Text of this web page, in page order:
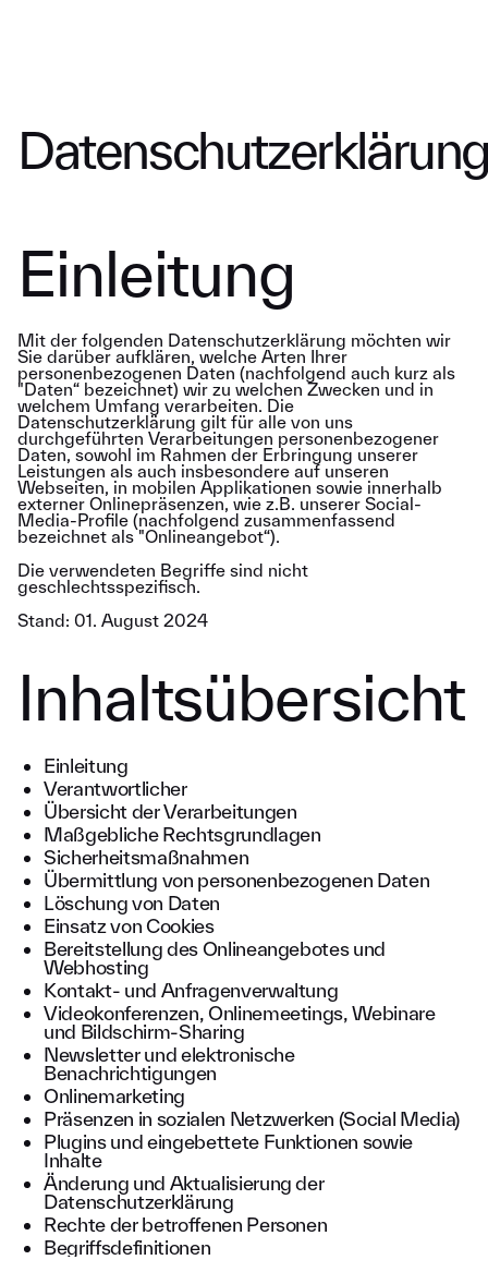
Einleitung
Mit der folgenden Datenschutzerklärung möchten wir
Sie darüber aufklären, welche Arten Ihrer
personenbezogenen Daten (nachfolgend auch kurz als
"Daten“ bezeichnet) wir zu welchen Zwecken und in
welchem Umfang verarbeiten. Die
Datenschutzerklärung gilt für alle von uns
durchgeführten Verarbeitungen personenbezogener
Daten, sowohl im Rahmen der Erbringung unserer
Leistungen als auch insbesondere auf unseren
Webseiten, in mobilen Applikationen sowie innerhalb
externer Onlinepräsenzen, wie z.B. unserer Social-
Media-Profile (nachfolgend zusammenfassend
bezeichnet als "Onlineangebot“).
Die verwendeten Begriffe sind nicht
geschlechtsspezifisch.
Stand: 01. August 2024
Inhaltsübersicht
Einleitung
Verantwortlicher
Übersicht der Verarbeitungen
Maßgebliche Rechtsgrundlagen
Sicherheitsmaßnahmen
Übermittlung von personenbezogenen Daten
Löschung von Daten
Einsatz von Cookies
Bereitstellung des Onlineangebotes und
Webhosting
Kontakt- und Anfragenverwaltung
Videokonferenzen, Onlinemeetings, Webinare
und Bildschirm-Sharing
Newsletter und elektronische
Benachrichtigungen
Onlinemarketing
Präsenzen in sozialen Netzwerken (Social Media)
Plugins und eingebettete Funktionen sowie
Inhalte
Änderung und Aktualisierung der
Datenschutzerklärung
Rechte der betroffenen Personen
Begriffsdefinitionen